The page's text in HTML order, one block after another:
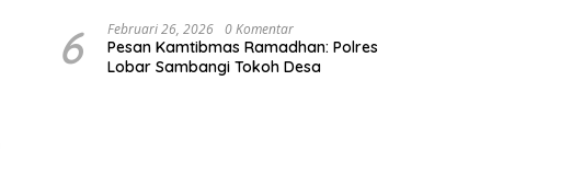
6 Februari 26, 2026 0 Komentar
Pesan Kamtibmas Ramadhan: Polres
Lobar Sambangi Tokoh Desa